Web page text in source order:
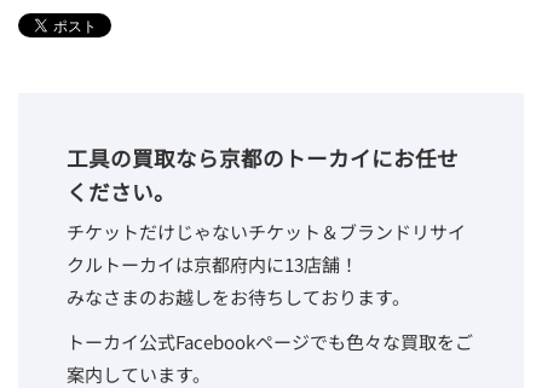
工具の買取なら京都のトーカイにお任せ
ください。
チケットだけじゃないチケット＆ブランドリサイ
クルトーカイは京都府内に13店舗！
みなさまのお越しをお待ちしております。
トーカイ公式Facebookページでも色々な買取をご
案内しています。